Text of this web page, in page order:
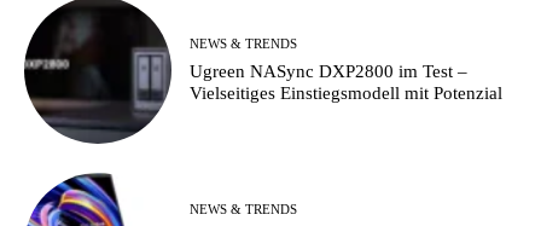
NEWS & TRENDS
Ugreen NASync DXP2800 im Test –
Vielseitiges Einstiegsmodell mit Potenzial
NEWS & TRENDS